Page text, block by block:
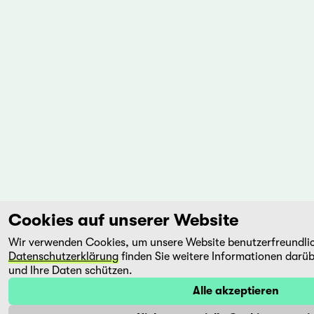
Cookies auf unserer Website
Wir verwenden Cookies, um unsere Website
Datenschutzerklärung finden Sie weitere Informationen
und Ihre Daten schützen.
Alle akzeptieren